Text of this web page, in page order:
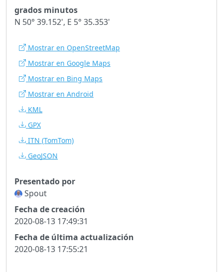
grados minutos
N 50° 39.152', E 5° 35.353'
Mostrar en OpenStreetMap
Mostrar en Google Maps
Mostrar en Bing Maps
Mostrar en Android
KML
GPX
ITN (TomTom)
GeoJSON
Presentado por
Spout
Fecha de creación
2020-08-13 17:49:31
Fecha de última actualización
2020-08-13 17:55:21